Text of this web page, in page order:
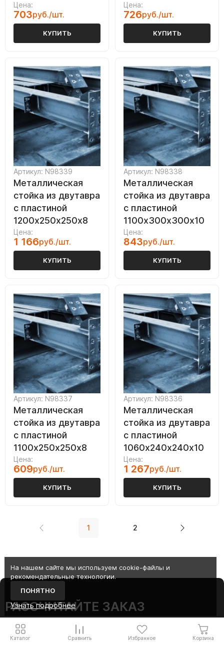
Каталог Сравнить Избранное Корзина
Цена:
703руб./шт.
КУПИТЬ
Цена:
726руб./шт.
КУПИТЬ
Артикул: N98339
Металлическая
стойка из двутавра
с пластиной
1200х250х250х8
Цена:
1 166руб./шт.
КУПИТЬ
Артикул: N98338
Металлическая
стойка из двутавра
с пластиной
1100х300х300х10
Цена:
843руб./шт.
КУПИТЬ
Артикул: N98337
Металлическая
стойка из двутавра
с пластиной
1100х250х250х8
Цена:
609руб./шт.
КУПИТЬ
Артикул: N98336
Металлическая
стойка из двутавра
с пластиной
1060х240х240х10
Цена:
1 267руб./шт.
КУПИТЬ
1 2
РАССЧИТАЙТЕ ЗАКАЗ
ФИО *
На нашем сайте мы используем cookie-файлы и
рекомендательные технологии.
ПОНЯТНО
Узнать подробнее